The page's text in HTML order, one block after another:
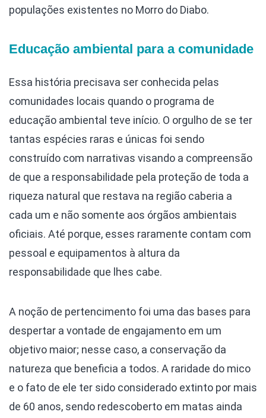
populações existentes no Morro do Diabo.
Educação ambiental para a comunidade
Essa história precisava ser conhecida pelas
comunidades locais quando o programa de
educação ambiental teve início. O orgulho de se ter
tantas espécies raras e únicas foi sendo
construído com narrativas visando a compreensão
de que a responsabilidade pela proteção de toda a
riqueza natural que restava na região caberia a
cada um e não somente aos órgãos ambientais
oficiais. Até porque, esses raramente contam com
pessoal e equipamentos à altura da
responsabilidade que lhes cabe.
A noção de pertencimento foi uma das bases para
despertar a vontade de engajamento em um
objetivo maior; nesse caso, a conservação da
natureza que beneficia a todos. A raridade do mico
e o fato de ele ter sido considerado extinto por mais
de 60 anos, sendo redescoberto em matas ainda